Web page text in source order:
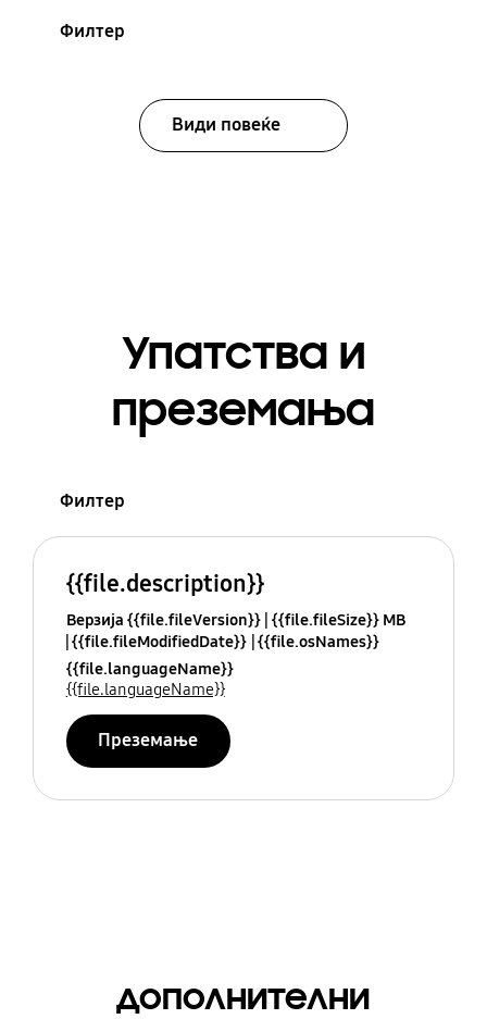
Филтер
Види повеќе
Упатства и
преземања
Филтер
{{file.description}}
Верзија {{file.fileVersion}} {{file.fileSize}} MB
{{file.fileModifiedDate}} {{file.osNames}}
{{file.languageName}}
{{file.languageName}}
Преземање
дополнителни